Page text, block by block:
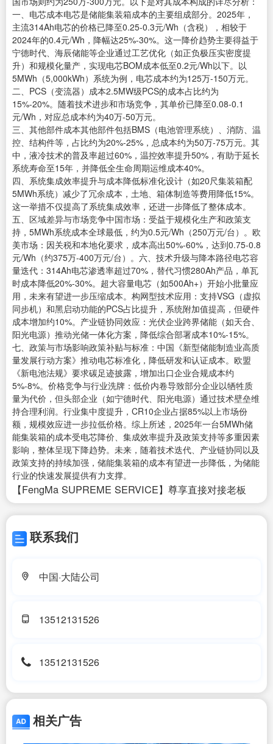
一、电芯成本电芯是储能集装箱成本的主要组成部分。2025年，
主流314Ah电芯的价格已降至0.25-0.3元/Wh（含税），相较于
2024年的0.4元/Wh，降幅达25%-30%。这一降价趋势主要得益于
宁德时代、海辰储能等企业通过工艺优化（如正负极压实密度提
升）和规模化量产，实现电芯BOM成本低至0.2元/Wh以下。以
5MWh（5,000kWh）系统为例，电芯成本约为125万-150万元。
二、PCS（变流器）成本2.5MW级PCS的成本占比约为
15%-20%。随着技术进步和市场竞争，其单价已降至0.08-0.1
元/Wh，对应总成本约为40万-50万元。
三、其他部件成本其他部件包括BMS（电池管理系统）、消防、温
控、结构件等，占比约为20%-25%，总成本约为50万-75万元。其
中，液冷技术的普及率超过60%，温控效率提升50%，有助于延长
系统寿命至15年，并降低全生命周期运维成本40%。
四、系统集成效率提升与成本降低标准化设计（如20尺集装箱配
5MWh系统）减少了冗余成本，土地、箱体制造等费用降低15%。
这一举措不仅提高了系统集成效率，还进一步降低了整体成本。
五、区域差异与市场竞争中国市场：受益于规模化生产和政策支
持，5MWh系统成本全球最低，约为0.5元/Wh（250万元/台）。欧
美市场：因关税和本地化要求，成本高出50%-60%，达到0.75-0.8
元/Wh（约375万-400万元/台）。六、技术升级与降本路径电芯容
量迭代：314Ah电芯渗透率超过70%，替代习惯280Ah产品，单瓦
时成本降低20%-30%。超大容量电芯（如500Ah+）开始小批量应
用，未来有望进一步压缩成本。构网型技术应用：支持VSG（虚拟
同步机）和黑启动功能的PCS占比提升，系统附加值提高，但硬件
成本增加约10%。产业链协同效应：光伏企业跨界储能（如天合、
阳光电源）推动光储一体化方案，降低综合部署成本10%-15%。
七、政策与市场影响政策补贴与标准：中国《新型储能制造业高质
量发展行动方案》推动电芯标准化，降低研发和认证成本。欧盟
《新电池法规》要求碳足迹披露，增加出口企业合规成本约
5%-8%。价格竞争与行业洗牌：低价内卷导致部分企业以牺牲质
量为代价，但头部企业（如宁德时代、阳光电源）通过技术壁垒维
持合理利润。行业集中度提升，CR10企业占据85%以上市场份
额，规模效应进一步拉低价格。综上所述，2025年一台5MWh储
能集装箱的成本受电芯降价、集成效率提升及政策支持等多重因素
影响，整体呈现下降趋势。未来，随着技术迭代、产业链协同以及
政策支持的持续加强，储能集装箱的成本有望进一步降低，为储能
行业的快速发展提供有力支撑。
【FengMa SUPREME SERVICE】尊享直接对接老板
联系我们
中国·大陆公司
13512131526
13512131526
相关广告